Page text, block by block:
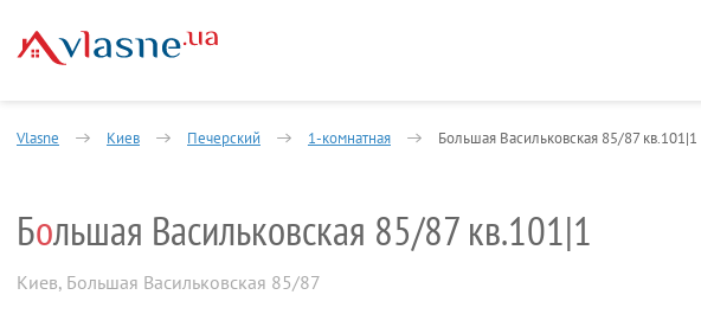
Vlasne Киев Печерский 1-комнатная Большая Васильковская 85/87 кв.101|1
Большая Васильковская 85/87 кв.101|1
Киев, Большая Васильковская 85/87